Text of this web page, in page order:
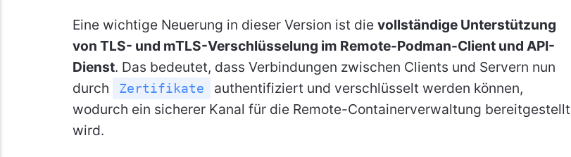
Eine wichtige Neuerung in dieser Version ist die vollständige Unterstützung
von TLS- und mTLS-Verschlüsselung im Remote-Podman-Client und API-
Dienst. Das bedeutet, dass Verbindungen zwischen Clients und Servern nun
durch
Zertifikate
authentifiziert und verschlüsselt werden können,
wodurch ein sicherer Kanal für die Remote-Containerverwaltung bereitgestellt
wird.